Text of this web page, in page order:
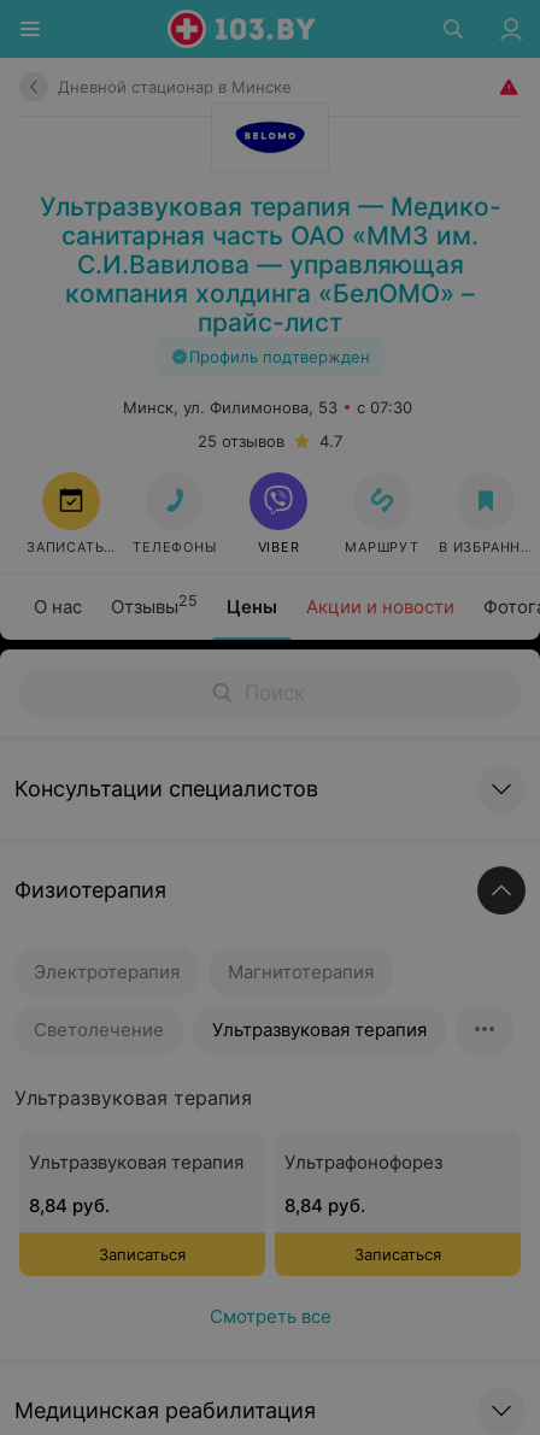
Дневной стационар в Минске
Ультразвуковая терапия — Медико-
санитарная часть ОАО «ММЗ им.
С.И.Вавилова — управляющая
компания холдинга «БелОМО» –
прайс-лист
Профиль подтвержден
О нас Отзывы25 Цены Акции и новости
Минск, ул. Филимонова, 53
с 07:30
25 отзывов
4.7
ЗАПИСАТЬСЯ ТЕЛЕФОНЫ VIBER МАРШРУТ В ИЗБРАННОЕ
Консультации специалистов
Физиотерапия
Электротерапия Магнитотерапия
Светолечение Ультразвуковая терапия
Ультразвуковая терапия
Ультразвуковая терапия
8,84 руб.
Записаться
Ультрафонофорез
8,84 руб.
Записаться
Смотреть все
Медицинская реабилитация